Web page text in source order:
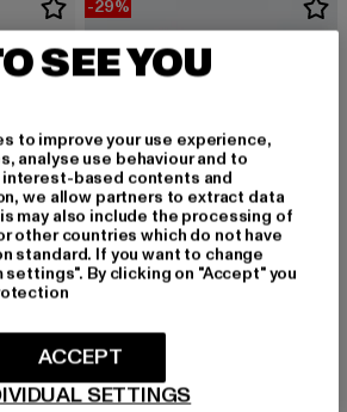
EUR 29,99 EUR
-29%
FLEXFIT
Premium 210 Fitted
19,87 EUR
Derzeitiger Preis: 19,87 EUR
27,99 EUR
SEE YOU
to improve your use experience,
analyse use behaviour and to
interest-based contents and
we allow partners to extract data
may also include the processing of
other countries which do not have
standard. If you want to change
By clicking on "Accept" you
SETTINGS
ACCEPT